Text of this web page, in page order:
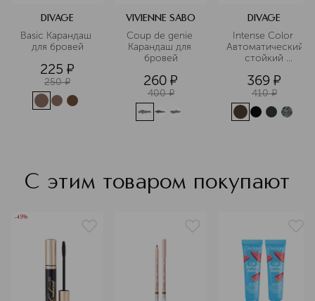
DIVAGE
Basic Карандаш
для бровей
225 ¤
250 ¤
VIVIENNE SABO
Coup de genie
Карандаш для
бровей
260 ¤
400 ¤
DIVAGE
Intense Color
Автоматический
стойкий
глаз
369 ¤
410 ¤
С этим товаром покупают
-45%